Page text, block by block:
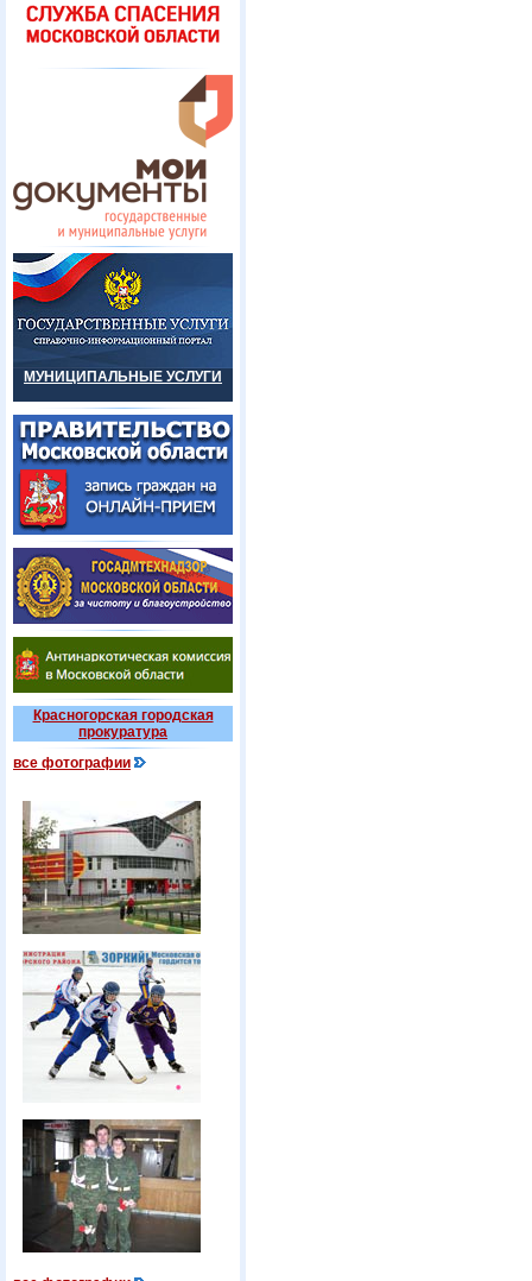
МУНИЦИПАЛЬНЫЕ УСЛУГИ
Красногорская городская
прокуратура
все фотографии